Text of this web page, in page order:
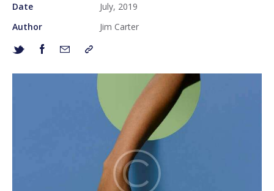
Date
July, 2019
Author
Jim Carter